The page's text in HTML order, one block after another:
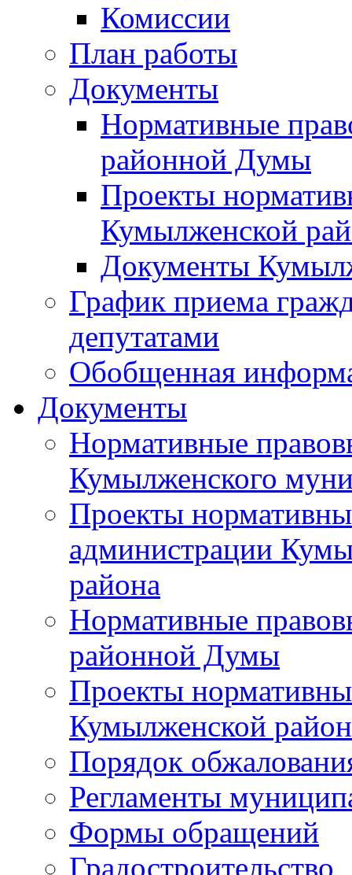
Комиссии
План работы
Документы
Нормативные
районной Думы
Проекты
Кумылженской
Документы
График приема
депутатами
Обобщенная
Документы
Нормативные
Кумылженского
Проекты
администрации
района
Нормативные
районной Думы
Проекты
Кумылженской
Порядок
Регламенты
Формы обращений
Градостроительство